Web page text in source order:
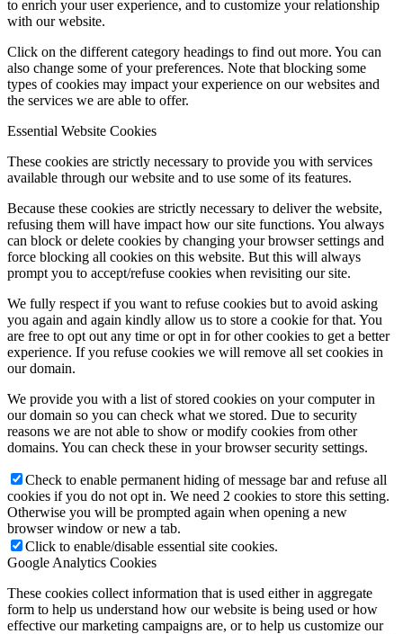
Rok 2024
Rok 2023
Rok 2022
Rok 2021
Rok 2020
Rok 2019
Rok 2018
Rok 2017
to enrich your user experience, and to customize your relationship
with our website.
Click on the different category headings to find out more. You can
also change some of your preferences. Note that blocking some
types of cookies may impact your experience on our websites and
the services we are able to offer.
Essential Website Cookies
These cookies are strictly necessary to provide you with services
available through our website and to use some of its features.
Because these cookies are strictly necessary to deliver the website,
refusing them will have impact how our site functions. You always
can block or delete cookies by changing your browser settings and
force blocking all cookies on this website. But this will always
prompt you to accept/refuse cookies when revisiting our site.
We fully respect if you want to refuse cookies but to avoid asking
you again and again kindly allow us to store a cookie for that. You
are free to opt out any time or opt in for other cookies to get a better
experience. If you refuse cookies we will remove all set cookies in
our domain.
We provide you with a list of stored cookies on your computer in
our domain so you can check what we stored. Due to security
reasons we are not able to show or modify cookies from other
domains. You can check these in your browser security settings.
Check to enable permanent hiding of message bar and refuse all
cookies if you do not opt in. We need 2 cookies to store this setting.
Otherwise you will be prompted again when opening a new
browser window or new a tab.
Click to enable/disable essential site cookies.
Google Analytics Cookies
These cookies collect information that is used either in aggregate
form to help us understand how our website is being used or how
effective our marketing campaigns are, or to help us customize our